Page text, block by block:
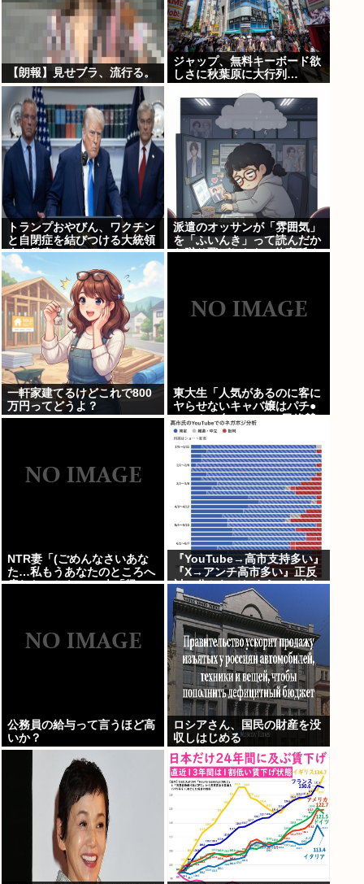
【朗報】見せブラ、流行る。
ジャップ、無料キーボード欲
しさに秋葉原に大行列…
トランプおやびん、ワクチン
と自閉症を結びつける大統領
令を発表へ、
派遣のオッサンが「雰囲気」
を「ふいんき」って読んだか
ら蹴り飛ばしたわ...仕事舐め
一軒家建てるけどこれで800
万円ってどうよ？
東大生「人気があるのに客に
ヤらせないキャバ嬢はパチ●
コのクソ台」 Twitter民絶賛
の嵐www
NTR妻「(ごめんなさいあな
た…私もうあなたのところへ
戻れないかも…)」夫「帰っ
『YouTube→高市支持多い』
『X→アンチ高市多い』正反
対に分かれてしまう。一体な
ぜ？？？
公務員の給与って言うほど高
いか？
ロシアさん、国民の財産を没
収しはじめる